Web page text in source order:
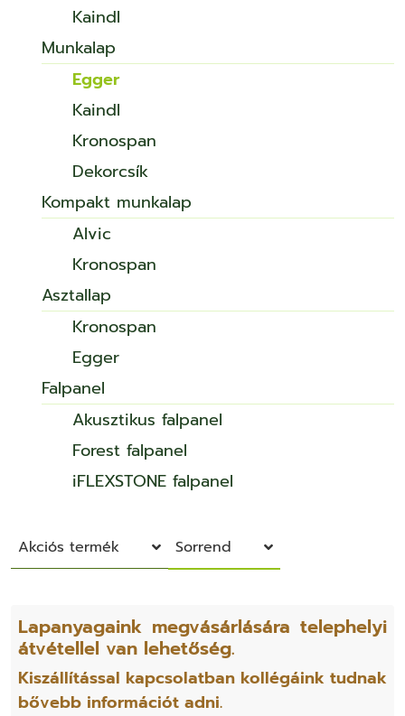
Kaindl
Munkalap
Egger
Kaindl
Kronospan
Dekorcsík
Kompakt munkalap
Alvic
Kronospan
Asztallap
Kronospan
Egger
Falpanel
Akusztikus falpanel
Forest falpanel
iFLEXSTONE falpanel
Akciós termék Sorrend
Lapanyagaink megvásárlására telephelyi
átvétellel van lehetőség.
Kiszállítással kapcsolatban kollégáink tudnak
bővebb információt adni.